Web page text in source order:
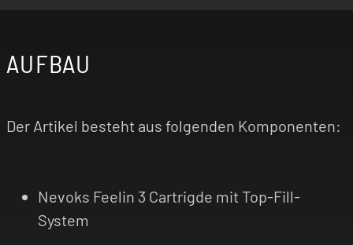
AUFBAU
Der Artikel besteht aus folgenden Komponenten:
Nevoks Feelin 3 Cartrigde mit Top-Fill-
System